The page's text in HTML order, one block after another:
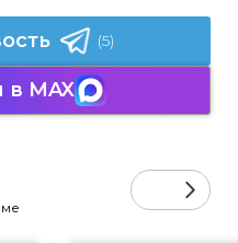
(5)
в MAX